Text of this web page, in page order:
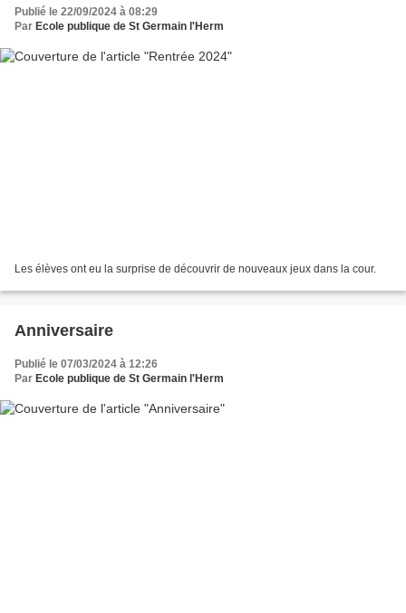
Publié le 22/09/2024 à 08:29
Par Ecole publique de St Germain l'Herm
Les élèves ont eu la surprise de découvrir de nouveaux jeux dans la cour.
Anniversaire
Publié le 07/03/2024 à 12:26
Par Ecole publique de St Germain l'Herm